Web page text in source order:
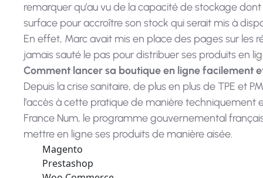
remarquer qu’au vu de la capacité de stockage
surface pour accroître son stock qui serait mis à
En effet, Marc avait mis en place des pages sur les
jamais sauté le pas pour distribuer ses produits en
Comment lancer sa boutique en ligne facilement
Depuis la crise sanitaire, de plus en plus de TPE et
l’accès à cette pratique de manière
France Num, le programme gouvernemental
mettre en ligne ses produits de manière aisée.
Magento
Prestashop